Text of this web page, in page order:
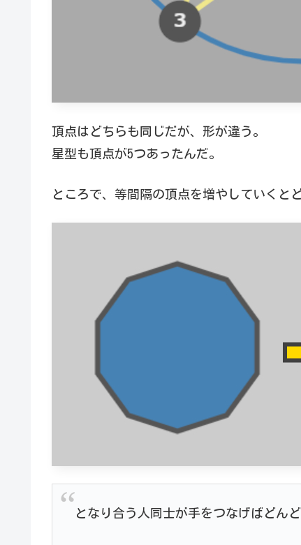
頂点はどちらも同じだが、形が違う。
星型も頂点が5つあったんだ。
ところで、等間隔の頂点を増やしていくと
となり合う人同士が手をつなげばどん